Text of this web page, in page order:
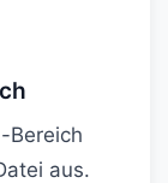
Bereich
aus.